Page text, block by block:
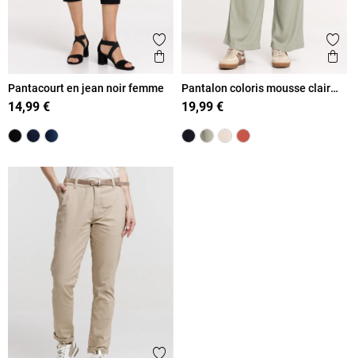
Ajouter aux favoris
Aperçu rapide
Pantacourt en jean noir femme
14,99 €
Pantalon coloris mousse clair
femme
19,99 €